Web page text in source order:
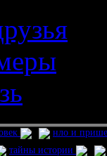
нло и
тайны истории